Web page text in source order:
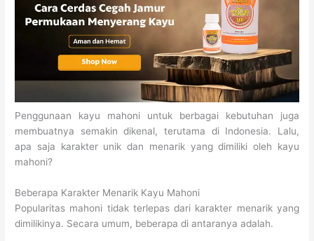
Penggunaan kayu mahoni untuk berbagai kebutuhan juga
membuatnya semakin dikenal, terutama di Indonesia. Lalu,
apa saja karakter unik dan menarik yang dimiliki oleh kayu
mahoni?
Beberapa Karakter Menarik Kayu Mahoni
Popularitas mahoni tidak terlepas dari karakter menarik yang
dimilikinya. Secara umum, beberapa di antaranya adalah.